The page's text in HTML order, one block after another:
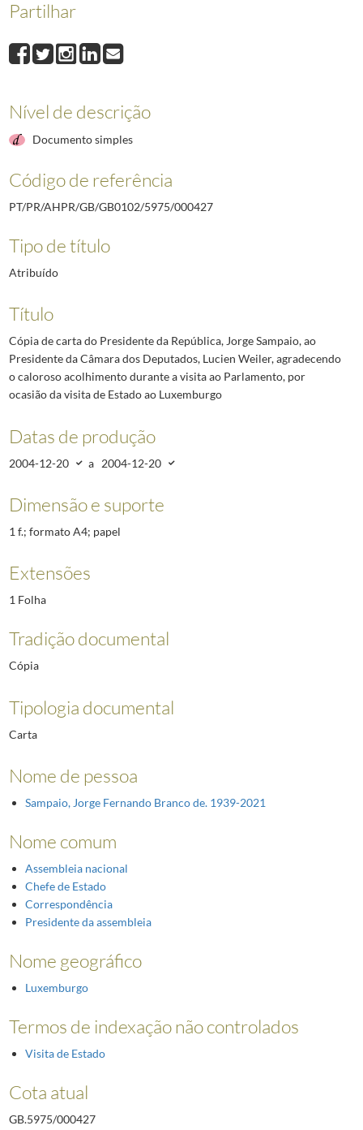
000429Cópia de carta do Presidente da República, Jorge Sampaio, ao
000430Cópia de carta do Presidente da República, Jorge Sampaio, ao
Partilhar
Nível de descrição
Documento simples
Código de referência
PT/PR/AHPR/GB/GB0102/5975/000427
Tipo de título
Atribuído
Título
Cópia de carta do Presidente da República, Jorge Sampaio, ao
Presidente da Câmara dos Deputados, Lucien Weiler, agradecendo
o caloroso acolhimento durante a visita ao Parlamento, por
ocasião da visita de Estado ao Luxemburgo
Datas de produção
2004-12-20 a 2004-12-20
Dimensão e suporte
1 f.; formato A4; papel
Extensões
1 Folha
Tradição documental
Cópia
Tipologia documental
Carta
Nome de pessoa
Sampaio, Jorge Fernando Branco de. 1939-2021
Nome comum
Assembleia nacional
Chefe de Estado
Correspondência
Presidente da assembleia
Nome geográfico
Luxemburgo
Termos de indexação não controlados
Visita de Estado
Cota atual
GB.5975/000427